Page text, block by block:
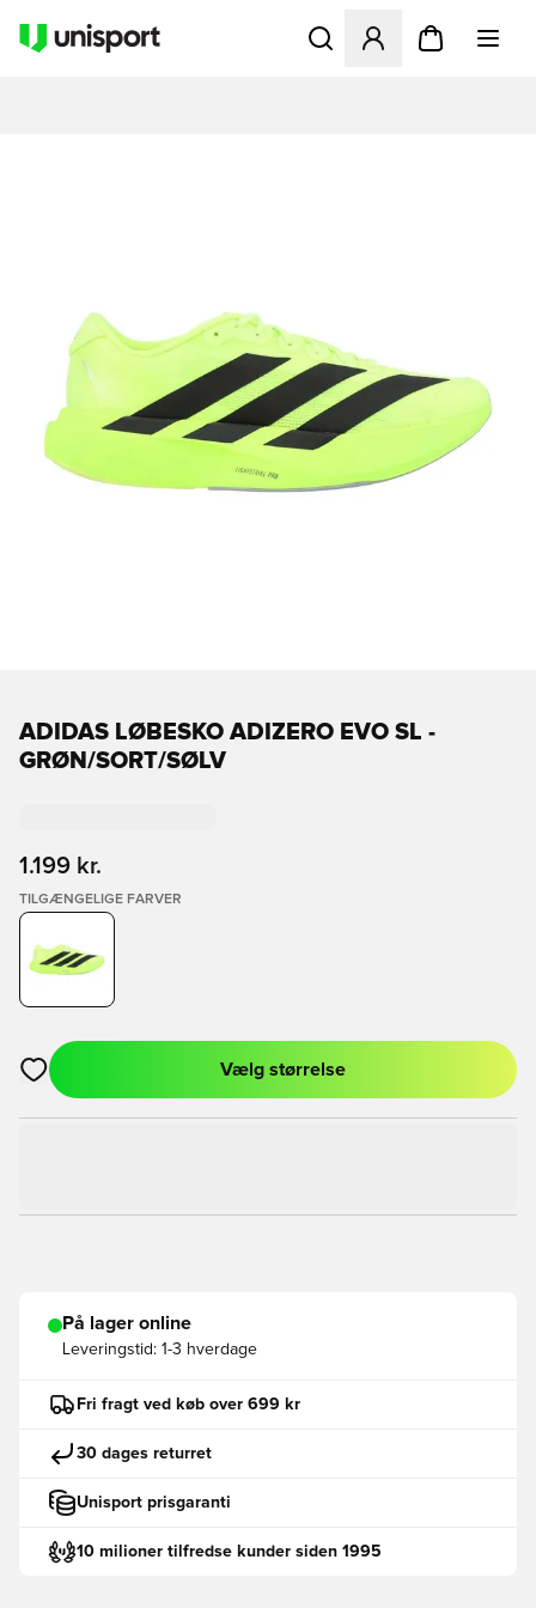
Åbner en Modal til at
ADIDAS LØBESKO ADIZERO EVO SL -
GRØN/SORT/SØLV
1.199 kr.
TILGÆNGELIGE FARVER
Åbner en Modal til at logge ind eller tilmelde dig som medlem
Vælg størrelse
På lager online
Leveringstid: 1-3 hverdage
Fri fragt ved køb over 699 kr
30 dages returret
Unisport prisgaranti
10 milioner tilfredse kunder siden 1995